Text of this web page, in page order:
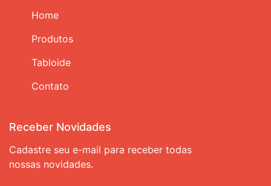
Home
Produtos
Tabloide
Contato
Receber Novidades
Cadastre seu e-mail para receber todas
nossas novidades.